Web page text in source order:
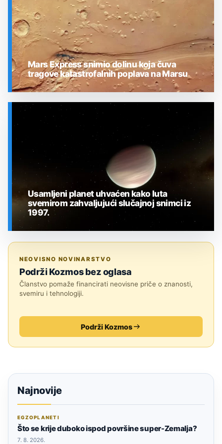
SVEMIR
Mars Express snimio dolinu koja čuva
tragove katastrofalnih poplava na Marsu
Usamljeni planet uhvaćen kako luta
svemirom zahvaljujući slučajnoj snimci iz
1997.
NEOVISNO NOVINARSTVO
Podrži Kozmos bez oglasa
Članstvo pomaže financirati neovisne priče o znanosti,
svemiru i tehnologiji.
Podrži Kozmos
Najnovije
EGZOPLANETI
Što se krije duboko ispod površine super-Zemalja?
7. 8. 2026.